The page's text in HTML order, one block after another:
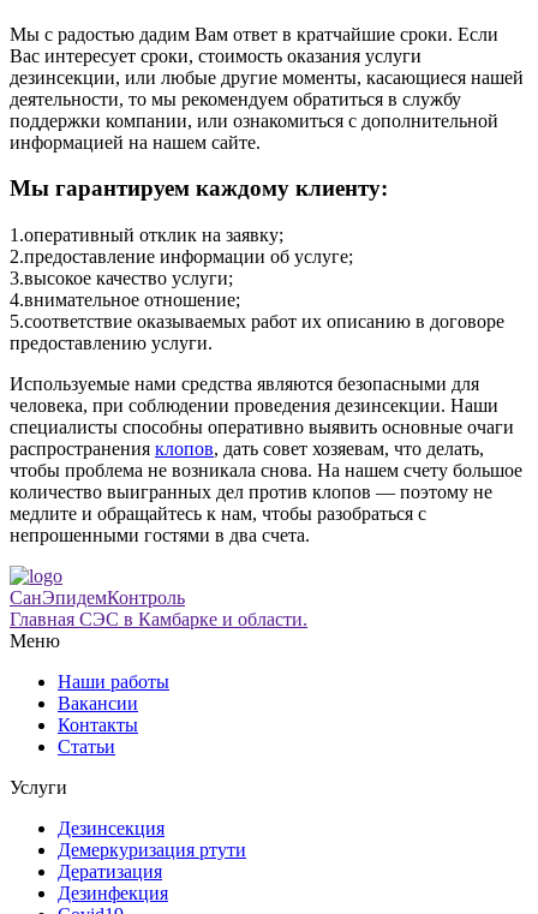
Мы с радостью дадим Вам ответ в кратчайшие сроки. Если
Вас интересует сроки, стоимость оказания услуги
дезинсекции, или любые другие моменты, касающиеся нашей
деятельности, то мы рекомендуем обратиться в службу
поддержки компании, или ознакомиться с дополнительной
информацией на нашем сайте.
Мы гарантируем каждому клиенту:
1.оперативный отклик на заявку;
2.предоставление информации об услуге;
3.высокое качество услуги;
4.внимательное отношение;
5.соответствие оказываемых работ их описанию в договоре
предоставлению услуги.
Используемые нами средства являются безопасными для
человека, при соблюдении проведения дезинсекции. Наши
специалисты способны оперативно выявить основные очаги
распространения клопов, дать совет хозяевам, что делать,
чтобы проблема не возникала снова. На нашем счету большое
количество выигранных дел против клопов — поэтому не
медлите и обращайтесь к нам, чтобы разобраться с
непрошенными гостями в два счета.
СанЭпидемКонтроль
Главная СЭС в Камбарке и области.
Меню
Наши работы
Вакансии
Контакты
Статьи
Услуги
Дезинсекция
Демеркуризация ртути
Дератизация
Дезинфекция